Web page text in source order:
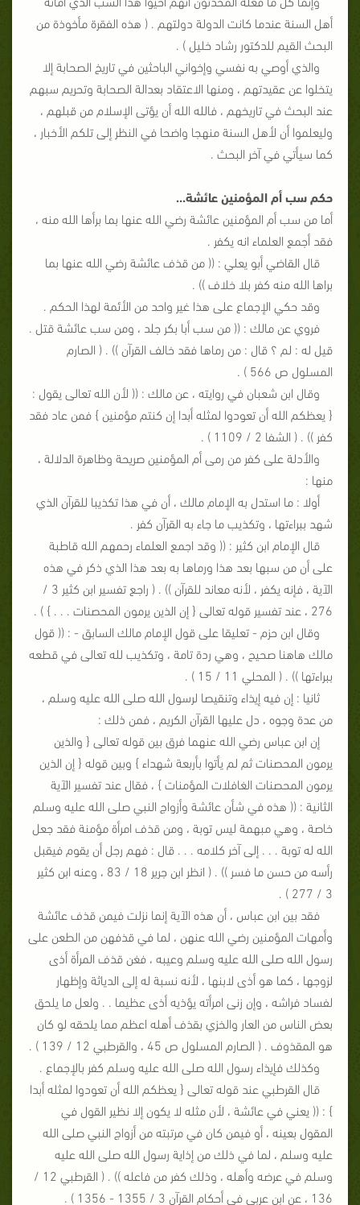
أهل السنة عندما كانت الدولة دولتهم . ( هذه الفقرة مأخوذة من
البحث القيم للدكتور رشاد خليل ) .
والذي أوصي به نفسي وإخواني الباحثين في تاريخ الصحابة إلا
يتخلوا عن عقيدتهم ، ومنها الاعتقاد بعدالة الصحابة وتحريم سبهم
عند البحث في تاريخهم ، فالله الله أن يؤتى الإسلام من قبلهم ،
وليعلموا أن لأهل السنة منهجا واضحا في النظر إلى تلكم الأخبار ،
كما سيأتي في آخر البحث .
حكم سب أم المؤمنين عائشة...
أما من سب أم المؤمنين عائشة رضي الله عنها بما برأها الله منه ،
فقد أجمع العلماء انه يكفر .
قال القاضي أبو يعلي : (( من قذف عائشة رضي الله عنها بما
براها الله منه كفر بلا خلاف )) .
وقد حكي الإجماع على هذا غير واحد من الأئمة لهذا الحكم .
فروي عن مالك : (( من سب أبا بكر جلد ، ومن سب عائشة قتل .
قيل له : لم ؟ قال : من رماها فقد خالف القرآن )) . ( الصارم
المسلول ص 566 ) .
وقال ابن شعبان في روايته ، عن مالك : (( لأن الله تعالى يقول :
{ يعظكم الله أن تعودوا لمثله أبدا إن كنتم مؤمنين } فمن عاد فقد
كفر )) . ( الشفا 2 / 1109 ) .
والأدلة على كفر من رمى أم المؤمنين صريحة وظاهرة الدلالة ،
منها :
أولا : ما استدل به الإمام مالك ، أن في هذا تكذيبا للقرآن الذي
شهد ببراءتها ، وتكذيب ما جاء به القرآن كفر .
قال الإمام ابن كثير : (( وقد اجمع العلماء رحمهم الله قاطبة
على أن من سبها بعد هذا ورماها به بعد هذا الذي ذكر في هذه
الآية ، فإنه يكفر ، لأنه معاند للقرآن )) . ( راجع تفسير ابن كثير 3 /
276 ، عند تفسير قوله تعالى { إن الذين يرمون المحصنات . . . } ) .
وقال ابن حزم - تعليقا على قول الإمام مالك السابق - : (( قول
مالك هاهنا صحيح ، وهي ردة تامة ، وتكذيب لله تعالى في قطعه
ببراءتها )) . ( المحلي 11 / 15 ) .
ثانيا : إن فيه إيذاء وتنقيصا لرسول الله صلى الله عليه وسلم ،
من عدة وجوه ، دل عليها القرآن الكريم ، فمن ذلك :
إن ابن عباس رضي الله عنهما فرق بين قوله تعالى { والذين
يرمون المحصنات ثم لم يأتوا بأربعة شهداء } وبين قوله { إن الذين
يرمون المحصنات الغافلات المؤمنات } ، فقال عند تفسير الآية
الثانية : (( هذه في شأن عائشة وأزواج النبي صلى الله عليه وسلم
خاصة ، وهي مبهمة ليس توبة ، ومن قذف امرأة مؤمنة فقد جعل
الله له توبة . . . إلى آخر كلامه . . . قال : فهم رجل أن يقوم فيقبل
رأسه من حسن ما فسر )) . ( انظر ابن جرير 18 / 83 ، وعنه ابن كثير
3 / 277 ) .
فقد بين ابن عباس ، أن هذه الآية إنما نزلت فيمن قذف عائشة
وأمهات المؤمنين رضي الله عنهن ، لما في قذفهن من الطعن على
رسول الله صلى الله عليه وسلم وعيبه ، فغن قذف المرأة أذى
لزوجها ، كما هو أذى لابنها ، لأنه نسبة له إلى الدياثة وإظهار
لفساد فراشه ، وإن زنى امرأته يؤذيه أذى عظيما . . ولعل ما يلحق
بعض الناس من العار والخزي بقذف أهله اعظم مما يلحقه لو كان
هو المقذوف . ( الصارم المسلول ص 45 ، والقرطبي 12 / 139 ) .
وكذلك فإيذاء رسول الله صلى الله عليه وسلم كفر بالإجماع .
قال القرطبي عند قوله تعالى { يعظكم الله أن تعودوا لمثله أبدا
} : (( يعني في عائشة ، لأن مثله لا يكون إلا نظير القول في
المقول بعينه ، أو فيمن كان في مرتبته من أزواج النبي صلى الله
عليه وسلم ، لما في ذلك من إذاية رسول الله صلى الله عليه
وسلم في عرضه وأهله ، وذلك كفر من فاعله )) . ( القرطبي 12 /
136 ، عن ابن عربي في أحكام القرآن 3 / 1355 - 1356 ) .